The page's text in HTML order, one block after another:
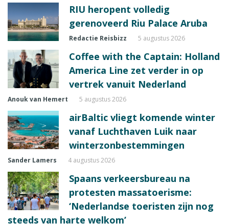
RIU heropent volledig
gerenoveerd Riu Palace Aruba
Redactie Reisbizz 5 augustus 2026
Coffee with the Captain: Holland
America Line zet verder in op
vertrek vanuit Nederland
Anouk van Hemert 5 augustus 2026
airBaltic vliegt komende winter
vanaf Luchthaven Luik naar
winterzonbestemmingen
Sander Lamers 4 augustus 2026
Spaans verkeersbureau na
protesten massatoerisme:
‘Nederlandse toeristen zijn nog
steeds van harte welkom’